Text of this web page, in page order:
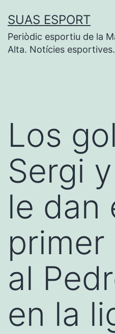
contenido
SUAS ESPORT
Periòdic esportiu de la
Alta. Notícies esportives.
Los
Sergi
le dan
al
en la